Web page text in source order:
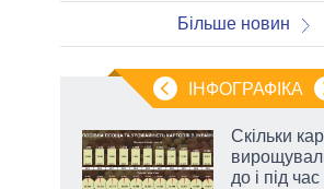
Більше новин
ІНФОГРАФІКА
Скільки
до і під